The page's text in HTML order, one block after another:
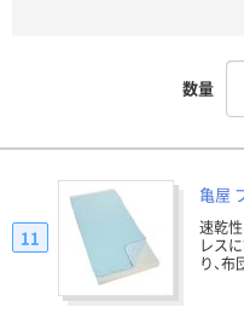
数量
亀屋
速乾
レス
り、
11